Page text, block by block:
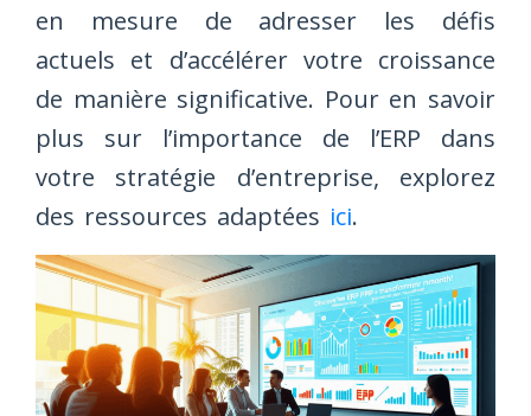
en mesure de adresser les défis
actuels et d’accélérer votre croissance
de manière significative. Pour en savoir
plus sur l’importance de l’ERP dans
votre stratégie d’entreprise, explorez
des ressources adaptées ici.